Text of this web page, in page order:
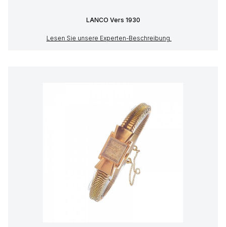
LANCO Vers 1930
Lesen Sie unsere Experten-Beschreibung